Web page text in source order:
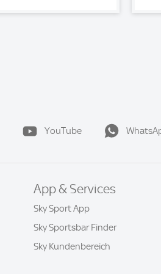
YouTube
App & Services
Sky Sport App
Sky Sportsbar Finder
Sky Kundenbereich